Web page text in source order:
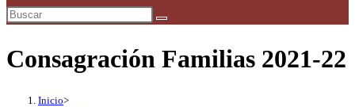
de
web
Consagración Familias 2021-22
Inicio>